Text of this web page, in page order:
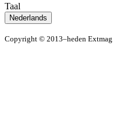
Taal
Nederlands
Copyright © 2013–heden